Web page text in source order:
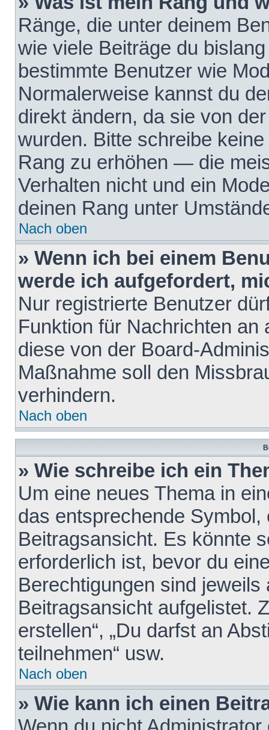
Ränge, die unter deinem
wie viele Beiträge du
bestimmte Benutzer wie
Normalerweise kannst du
direkt ändern, da sie von
wurden. Bitte schreibe
Rang zu erhöhen — die
Verhalten nicht und ein
deinen Rang unter
Nach oben
» Wenn ich bei einem
werde ich aufgefordert,
Nur registrierte Benutzer
Funktion für Nachrichten
diese von der Board-
Maßnahme soll den
verhindern.
Nach oben
» Wie schreibe ich ein
Um eine neues Thema in
das entsprechende
Beitragsansicht. Es könnte
erforderlich ist, bevor du
Berechtigungen sind
Beitragsansicht aufgelistet.
erstellen“, „Du darfst an
teilnehmen“ usw.
Nach oben
» Wie kann ich einen